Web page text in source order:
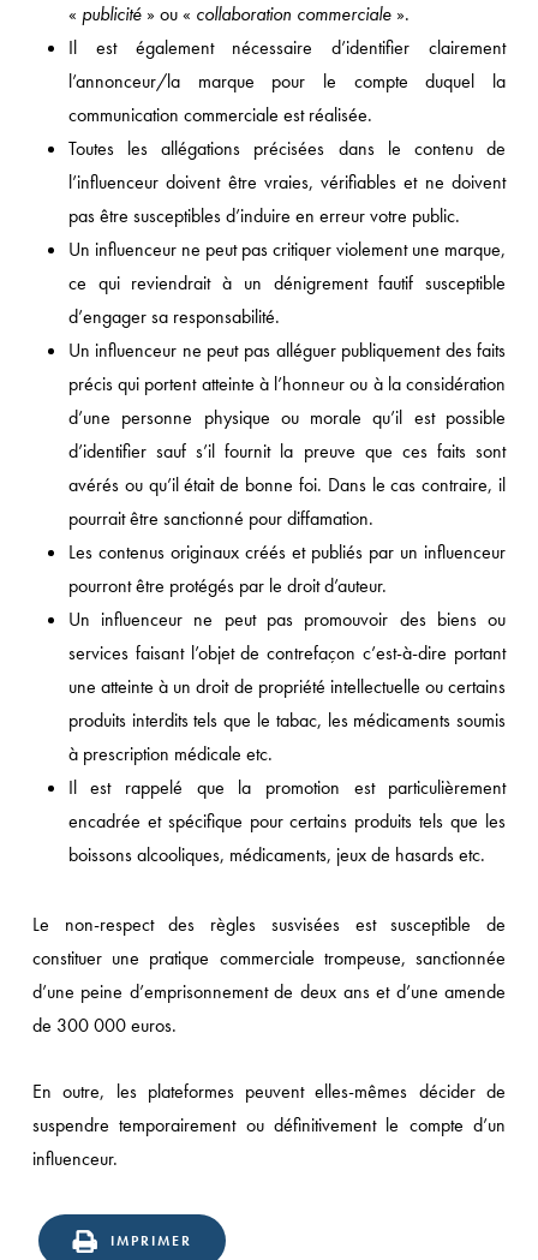
« publicité » ou « collaboration commerciale».
Il est également nécessaire d’identifier clairement
l’annonceur/la marque pour le compte duquel la
communication commerciale est réalisée.
Toutes les allégations précisées dans le contenu de
l’influenceur doivent être vraies, vérifiables et ne doivent
pas être susceptibles d’induire en erreur votre public.
Un influenceur ne peut pas critiquer violement une marque,
ce qui reviendrait à un dénigrement fautif susceptible
d’engager sa responsabilité.
Un influenceur ne peut pas alléguer publiquement des faits
précis qui portent atteinte à l’honneur ou à la considération
d’une personne physique ou morale qu’il est possible
d’identifier sauf s’il fournit la preuve que ces faits sont
avérés ou qu’il était de bonne foi. Dans le cas contraire, il
pourrait être sanctionné pour diffamation.
Les contenus originaux créés et publiés par un influenceur
pourront être protégés par le droit d’auteur.
Un influenceur ne peut pas promouvoir des biens ou
services faisant l’objet de contrefaçon c’est-à-dire portant
une atteinte à un droit de propriété intellectuelle ou certains
produits interdits tels que le tabac, les médicaments soumis
à prescription médicale etc.
Il est rappelé que la promotion est particulièrement
encadrée et spécifique pour certains produits tels que les
boissons alcooliques, médicaments, jeux de hasards etc.
Le non-respect des règles susvisées est susceptible de
constituer une pratique commerciale trompeuse, sanctionnée
d’une peine d’emprisonnement de deux ans et d’une amende
de 300 000 euros.
En outre, les plateformes peuvent elles-mêmes décider de
suspendre temporairement ou définitivement le compte d’un
influenceur.
IMPRIMER